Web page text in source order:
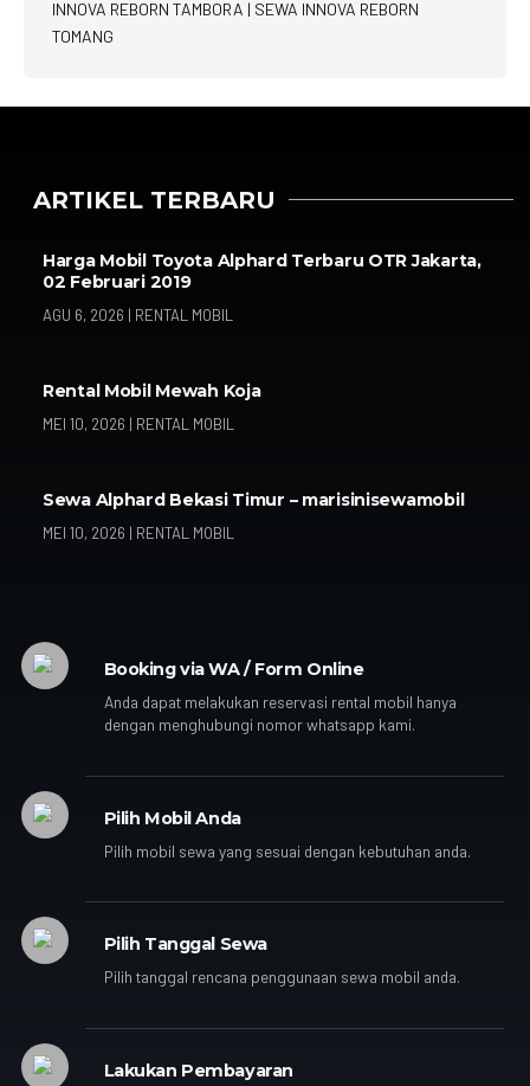
INNOVA REBORN TAMBORA | SEWA INNOVA REBORN
TOMANG
ARTIKEL TERBARU
Harga Mobil Toyota Alphard Terbaru OTR Jakarta,
02 Februari 2019
AGU 6, 2026 | RENTAL MOBIL
Rental Mobil Mewah Koja
MEI 10, 2026 | RENTAL MOBIL
Sewa Alphard Bekasi Timur – marisinisewamobil
MEI 10, 2026 | RENTAL MOBIL
Booking via WA / Form Online
Anda dapat melakukan reservasi rental mobil hanya
dengan menghubungi nomor whatsapp kami.
Pilih Mobil Anda
Pilih mobil sewa yang sesuai dengan kebutuhan anda.
Pilih Tanggal Sewa
Pilih tanggal rencana penggunaan sewa mobil anda.
Lakukan Pembayaran